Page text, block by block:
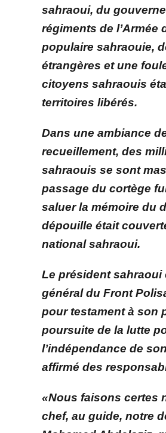
sahraoui, du
régiments de l’Armée
populaire sahraouie,
étrangères et une
citoyens sahraouis
territoires libérés.
Dans une ambiance
recueillement, des
sahraouis se sont
passage du cortège
saluer la mémoire du
dépouille était
national sahraoui.
Le président sahraoui
général du Front
pour testament à son
poursuite de la lutte
l’indépendance de
affirmé des
«Nous faisons certes
chef, au guide, notre